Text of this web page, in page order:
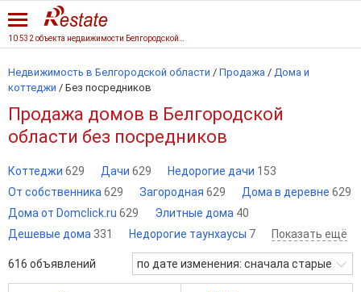
Недвижимость в Белгородской области / Продажа / Дома и
коттеджи / Без посредников
Продажа домов в Белгородской
области без посредников
Коттеджи 629 Дачи 629 Недорогие дачи 153
От собственника 629 Загородная 629 Дома в деревне 629
Дома от Domclick.ru 629 Элитные дома 40
Дешевые дома 331 Недорогие таунхаусы 7 Показать ещё
616 объявлений по дате изменения: сначала старые